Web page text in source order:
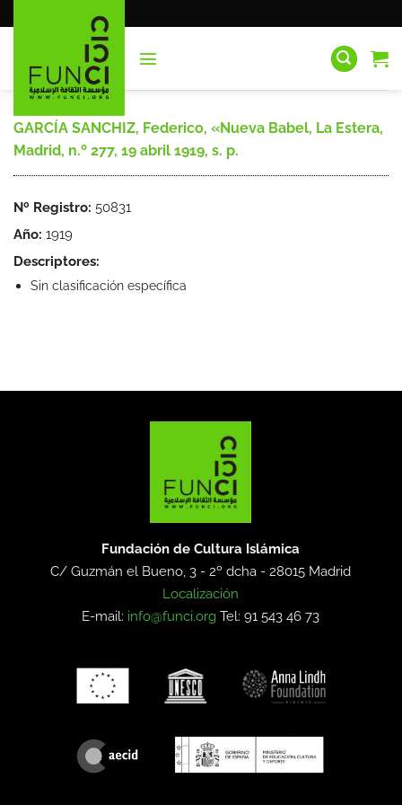
al
GARCÍA SANCHIZ, Federico, «Nueva Babel, La Estera,
Madrid, n.º 277, 19 abril 1919, s. p.
Nº Registro: 50831
Año: 1919
Descriptores:
Sin clasificación específica
Fundación de Cultura Islámica
C/ Guzmán el Bueno, 3 - 2º dcha -28015 Madrid
Localización
E-mail: info@funci.org Tel: 91 543 46 73